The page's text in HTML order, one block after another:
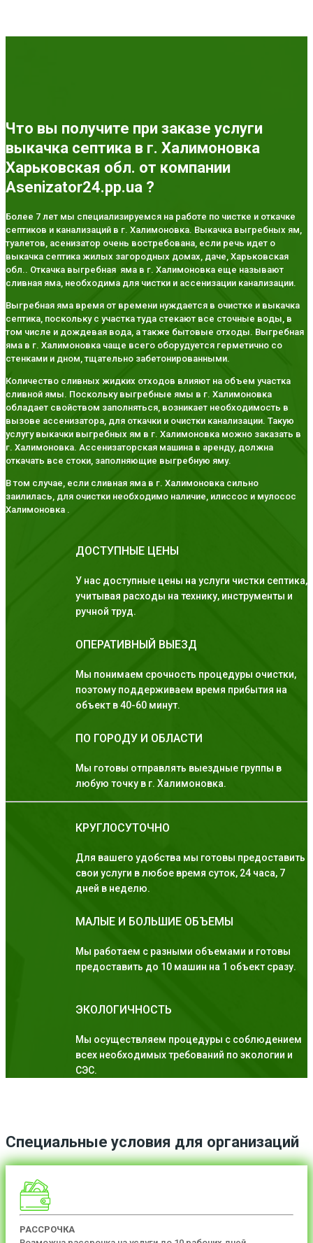
Что вы получите при заказе услуги
выкачка септика в г. Халимоновка
Харьковская обл. от компании
Asenizator24.pp.ua ?
Более 7 лет мы специализируемся на работе по чистке и откачке
септиков и канализаций в г. Халимоновка. Выкачка выгребных ям,
туалетов, асенизатор очень востребована, если речь идет о
выкачка септика жилых загородных домах, даче, Харьковская
обл.. Откачка выгребная яма в г. Халимоновка еще называют
сливная яма, необходима для чистки и ассенизации канализации.
Выгребная яма время от времени нуждается в очистке и выкачка
септика, поскольку с участка туда стекают все сточные воды, в
том числе и дождевая вода, а также бытовые отходы. Выгребная
яма в г. Халимоновка чаще всего оборудуется герметично со
стенками и дном, тщательно забетонированными.
Количество сливных жидких отходов влияют на объем участка
сливной ямы. Поскольку выгребные ямы в г. Халимоновка
обладает свойством заполняться, возникает необходимость в
вызове ассенизатора, для откачки и очистки канализации. Такую
услугу выкачки выгребных ям в г. Халимоновка можно заказать в
г. Халимоновка. Ассенизаторская машина в аренду, должна
откачать все стоки, заполняющие выгребную яму.
В том случае, если сливная яма в г. Халимоновка сильно
заилилась, для очистки необходимо наличие, илиссос и мулосос
Халимоновка .
ДОСТУПНЫЕ ЦЕНЫ
У нас доступные цены на услуги чистки септика,
учитывая расходы на технику, инструменты и
ручной труд.
ОПЕРАТИВНЫЙ ВЫЕЗД
Мы понимаем срочность процедуры очистки,
поэтому поддерживаем время прибытия на
объект в 40-60 минут.
ПО ГОРОДУ И ОБЛАСТИ
Мы готовы отправлять выездные группы в
любую точку в г. Халимоновка.
КРУГЛОСУТОЧНО
Для вашего удобства мы готовы предоставить
свои услуги в любое время суток, 24 часа, 7
дней в неделю.
МАЛЫЕ И БОЛЬШИЕ ОБЪЕМЫ
Мы работаем с разными объемами и готовы
предоставить до 10 машин на 1 объект сразу.
ЭКОЛОГИЧНОСТЬ
Мы осуществляем процедуры с соблюдением
всех необходимых требований по экологии и
СЭС.
Специальные условия для организаций
РАССРОЧКА